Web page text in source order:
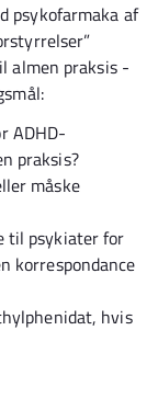
psykofarmaka af
almen praksis -
ADHD-
praksis?
måske
til psykiater for
korrespondance
hvis